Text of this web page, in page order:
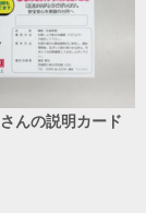
んの説明カード